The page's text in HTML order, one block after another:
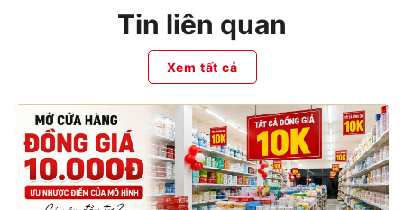
Tin liên quan
Xem tất cả